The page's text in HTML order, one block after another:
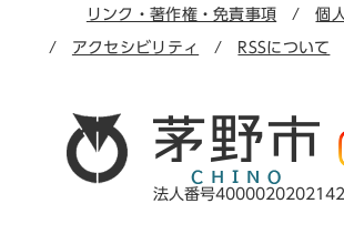
リンク・著作権・免責事項 個
アクセシビリティ RSSについて
法人番号4000020202142